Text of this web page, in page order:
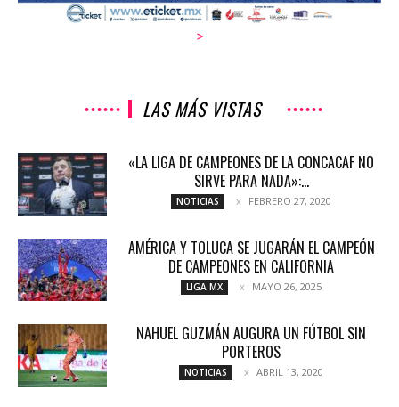
>
LAS MÁS VISTAS
«LA LIGA DE CAMPEONES DE LA CONCACAF NO
SIRVE PARA NADA»:...
NOTICIAS FEBRERO 27, 2020
AMÉRICA Y TOLUCA SE JUGARÁN EL CAMPEÓN
DE CAMPEONES EN CALIFORNIA
LIGA MX MAYO 26, 2025
NAHUEL GUZMÁN AUGURA UN FÚTBOL SIN
PORTEROS
NOTICIAS ABRIL 13, 2020